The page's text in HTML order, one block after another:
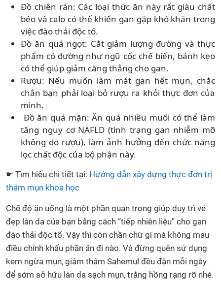
Đồ chiên rán: Các loại thức ăn này rất giàu chất
béo và calo có thể khiến gan gặp khó khăn trong
việc đào thải độc tố.
Đồ ăn quá ngọt: Cắt giảm lượng đường và thực
phẩm có đường như ngũ cốc chế biến, bánh kẹo
có thể giúp giảm căng thẳng cho gan.
Rượu: Nếu muốn làm mát gan hết mụn, chắc
chắn bạn phải loại bỏ rượu ra khỏi thực đơn của
mình.
Đồ ăn quá mặn: Ăn quá nhiều muối có thể làm
tăng nguy cơ NAFLD (tình trạng gan nhiễm mỡ
không do rượu), làm ảnh hưởng đến chức năng
lọc chất độc của bộ phận này.
☛ Tìm hiểu chi tiết tại: Hướng dẫn xây dựng thực đơn trị
thâm mụn khoa học
Chế độ ăn uống là một phần quan trọng giúp duy trì vẻ
đẹp làn da của bạn bằng cách “tiếp nhiên liệu” cho gan
đào thải độc tố. Vậy thì còn chần chừ gì mà không mau
điều chỉnh khẩu phần ăn đi nào. Và đừng quên sử dụng
kem ngừa mụn, giảm thâm Sahemul đều đặn mỗi ngày
để sớm sở hữu làn da sạch mụn, trắng hồng rạng rỡ nhé.